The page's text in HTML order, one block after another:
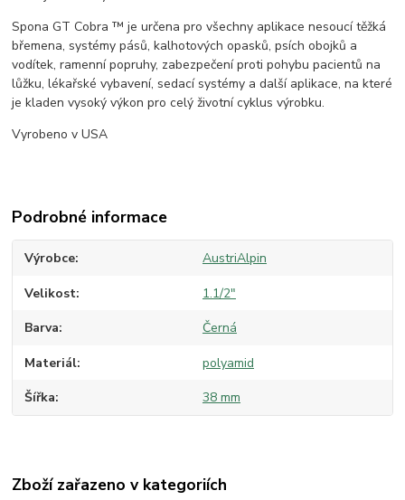
Spona GT Cobra ™ je určena pro všechny aplikace nesoucí těžká
břemena, systémy pásů, kalhotových opasků, psích obojků a
vodítek, ramenní popruhy, zabezpečení proti pohybu pacientů na
lůžku, lékařské vybavení, sedací systémy a další aplikace, na které
je kladen vysoký výkon pro celý životní cyklus výrobku.
Vyrobeno v USA
Podrobné informace
Výrobce AustriAlpin
Velikost 1.1/2"
Barva Černá
Materiál polyamid
Šířka 38 mm
Zboží zařazeno v kategoriích